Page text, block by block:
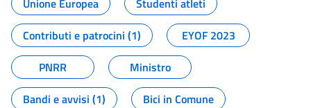
Unione Europea
Studenti atleti
Contributi e patrocini (1)
EYOF 2023
PNRR
Ministro
Bandi e avvisi (1)
Bici in Comune